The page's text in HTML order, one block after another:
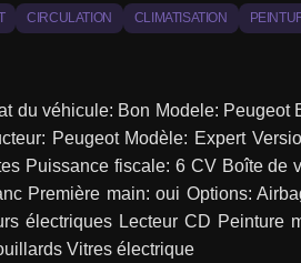
CIRCULATION CLIMATISATION
du véhicule: Bon Modele:
Peugeot Modèle: Expert
Puissance fiscale: 6 CV Boîte
Première main: oui Options:
électriques Lecteur CD Peinture
Vitres électrique